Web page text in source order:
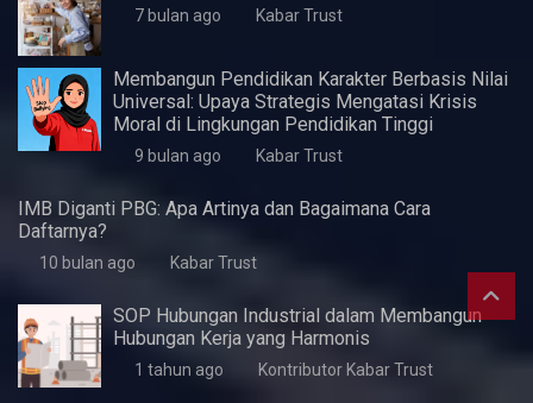
Pentingnya Skill Negosiasi
Perlukah UMKM Menyusun Laporan Keuangan?
7 bulan ago Kabar Trust
Peluang Karir di Bidang Teknik Industri: Menelusuri
Lowongan Kerja dan Perspektifnya
7 bulan ago Kabar Trust
Peluang Karier dalam Industri Arsitektur: Temukan
Lowongan Kerja yang Tepat
7 bulan ago Kabar Trust